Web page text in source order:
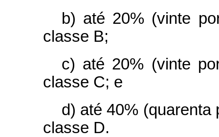
b) até 20% (vinte
classe B;
c) até 20% (vinte
classe C; e
d) até 40% (quarenta
classe D.